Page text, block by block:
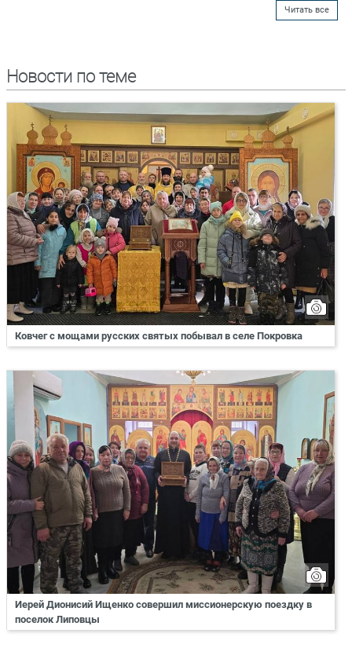
Читать все
Новости по теме
Ковчег с мощами русских святых побывал в селе Покровка
Иерей Дионисий Ищенко совершил миссионерскую поездку в
поселок Липовцы